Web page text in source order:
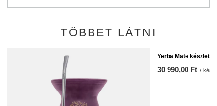
TÖBBET LÁTNI
Yerba Mate készlet
30 990,00 Ft /